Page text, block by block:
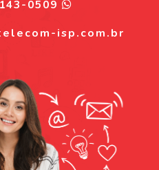
0509
isp.com.br